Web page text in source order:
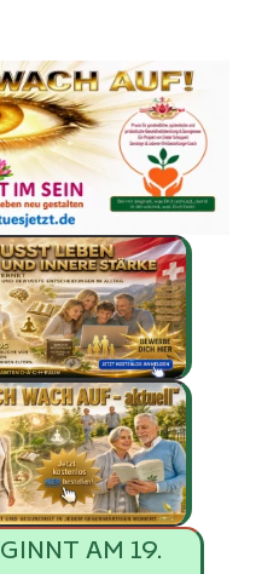
AM 19.